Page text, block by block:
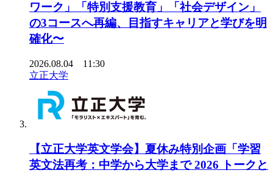
ワーク」「特別支援教育」「社会デザイン」
の3コースへ再編、目指すキャリアと学びを明
確化〜
2026.08.04 11:30
立正大学
【立正大学英文学会】夏休み特別企画「学習
英文法再考：中学から大学まで 2026 トークと